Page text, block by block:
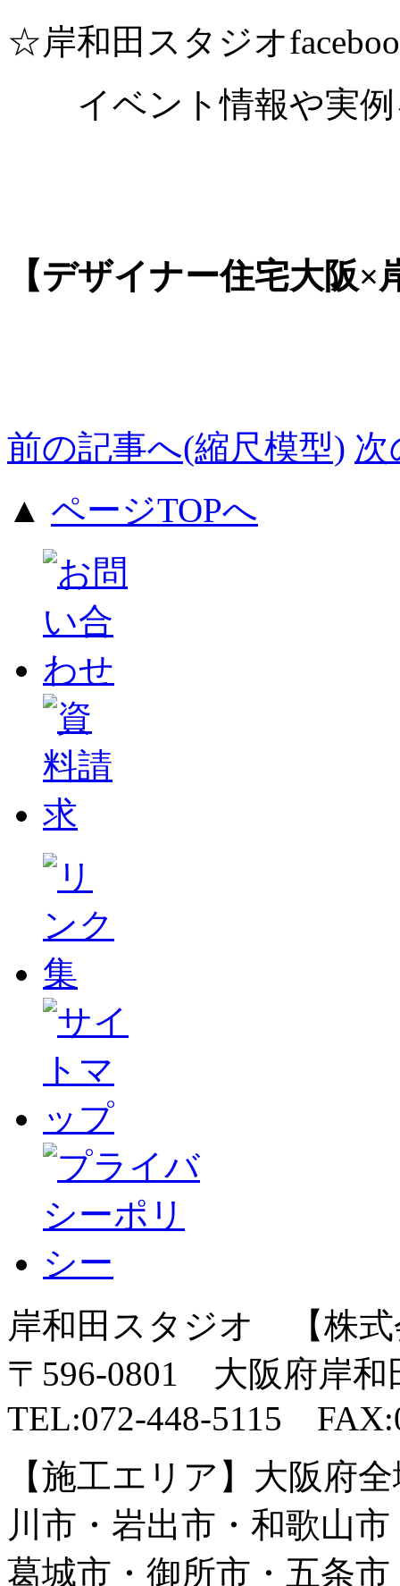
☆岸和田スタジオ
イベント情報や実例
【デザイナー住宅大阪
前の記事へ(縮尺模型) 次
▲ ページTOPへ
岸和田スタジオ 【株
〒596-0801 大阪府岸和
TEL:072-448-5115
【施工エリア】大阪府
川市・岩出市・和歌山
葛城市・御所市・五条